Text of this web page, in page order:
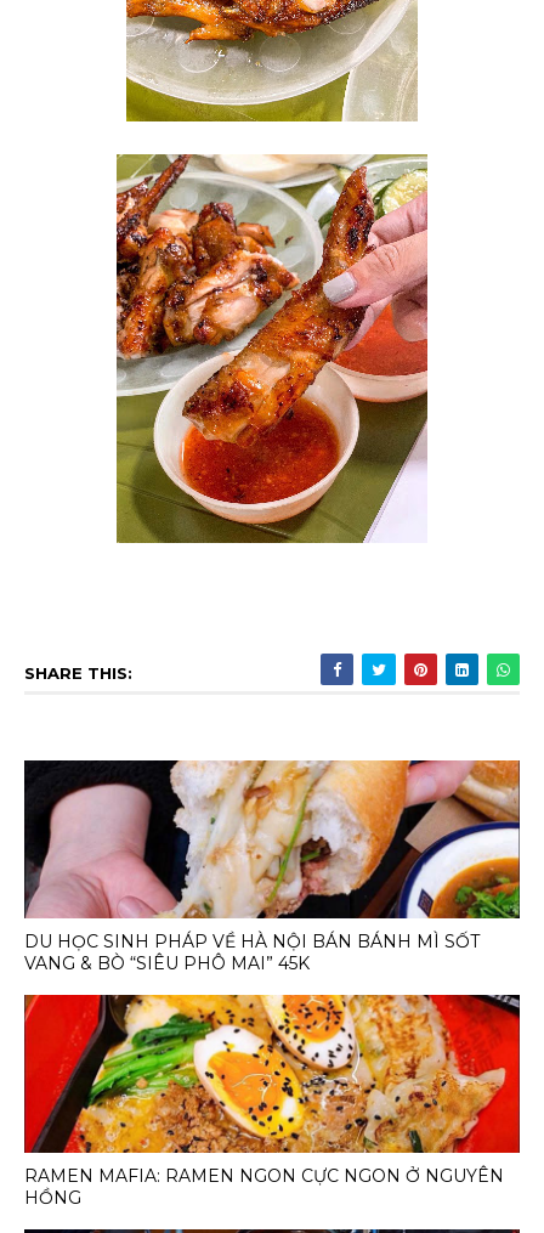
SHARE THIS:
DU HỌC SINH PHÁP VỀ HÀ NỘI BÁN BÁNH MÌ SỐT
VANG & BÒ “SIÊU PHÔ MAI” 45K
RAMEN MAFIA: RAMEN NGON CỰC NGON Ở NGUYÊN
HỒNG